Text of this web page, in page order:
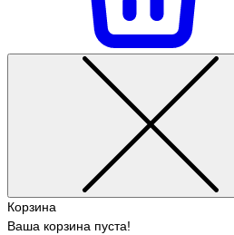
Корзина
Ваша корзина пуста!